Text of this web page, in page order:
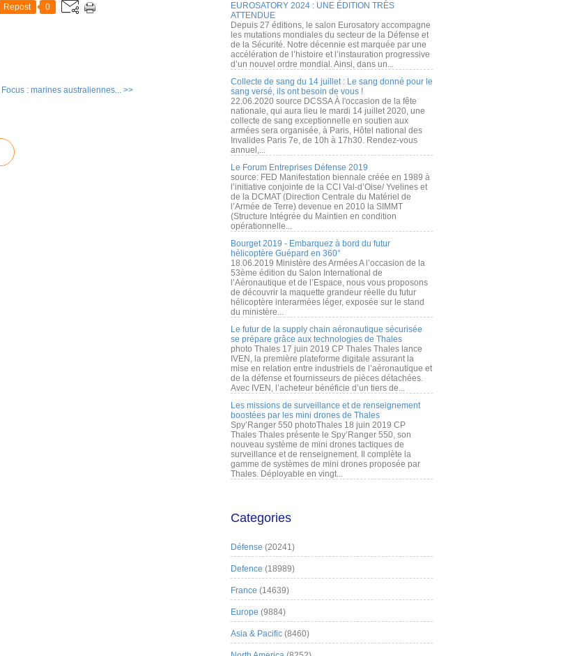
Repost 0
Focus : marines australiennes... >>
EUROSATORY 2024 : UNE ÉDITION TRÈS
ATTENDUE
Depuis 27 éditions, le salon Eurosatory accompagne
les mutations mondiales du secteur de la Défense et
de la Sécurité. Notre décennie est marquée par une
accélération de l’histoire et l’instauration progressive
d’un nouvel ordre mondial. Ainsi, dans un...
Collecte de sang du 14 juillet : Le sang donné pour le
sang versé, ils ont besoin de vous !
22.06.2020 source DCSSA À l'occasion de la fête
nationale, qui aura lieu le mardi 14 juillet 2020, une
collecte de sang exceptionnelle en soutien aux
armées sera organisée, à Paris, Hôtel national des
Invalides Paris 7e, de 10h à 17h30. Rendez-vous
annuel,...
Le Forum Entreprises Défense 2019
source: FED Manifestation biennale créée en 1989 à
l’initiative conjointe de la CCI Val-d’Oise/ Yvelines et
de la DCMAT (Direction Centrale du Matériel de
l’Armée de Terre) devenue en 2010 la SIMMT
(Structure Intégrée du Maintien en condition
opérationnelle...
Bourget 2019 - Embarquez à bord du futur
hélicoptère Guépard en 360°
18.06.2019 Ministère des Armées A l’occasion de la
53ème édition du Salon International de
l’Aéronautique et de l’Espace, nous vous proposons
de découvrir la maquette grandeur réelle du futur
hélicoptère interarmées léger, exposée sur le stand
du ministère...
Le futur de la supply chain aéronautique sécurisée
se prépare grâce aux technologies de Thales
photo Thales 17 juin 2019 CP Thales Thales lance
IVEN, la première plateforme digitale assurant la
mise en relation entre industriels de l’aéronautique et
de la défense et fournisseurs de pièces détachées.
Avec IVEN, l’acheteur bénéficie d’un tiers de...
Les missions de surveillance et de renseignement
boostées par les mini drones de Thales
Spy’Ranger 550 photoThales 18 juin 2019 CP
Thales Thales présente le Spy’Ranger 550, son
nouveau système de mini drones tactiques de
surveillance et de renseignement. Il complète la
gamme de systèmes de mini drones proposée par
Thales. Déployable en vingt...
Categories
Défense (20241)
Defence (18989)
France (14639)
Europe (9884)
Asia & Pacific (8460)